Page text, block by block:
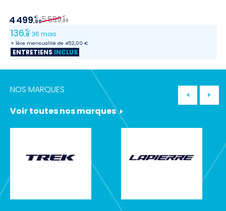
4 499,00
€ 5 599,00
€
136,11
€/ 36 mois
+ 1ère mensualité de 452,00 €
ENTRETIENS INCLUS
NOS MARQUES
Voir toutes nos marques